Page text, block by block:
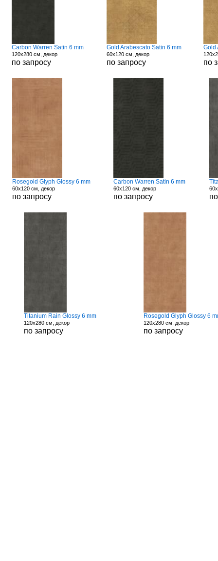
Carbon Warren Satin 6 mm
120x280 см, декор
по запросу
Gold Arabescato Satin 6 mm
60x120 см, декор
по запросу
Gold
по
Rosegold Glyph Glossy 6 mm
60x120 см, декор
по запросу
Carbon Warren Satin 6 mm
60x120 см, декор
по запросу
Titanium Rain Glossy 6 mm
120x280 см, декор
по запросу
Rosegold Glyph Glossy 6
120x280 см, декор
по запросу